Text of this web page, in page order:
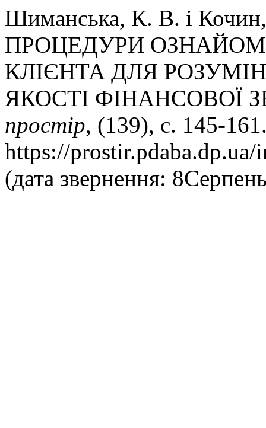
Шиманська, К. В. і
ПРОЦЕДУРИ
КЛІЄНТА ДЛЯ
ЯКОСТІ ФІНАНСОВОЇ
простір, (139), с. 145-
https://
(дата звернення: